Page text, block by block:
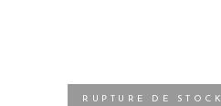
RUPTURE DE STOCK